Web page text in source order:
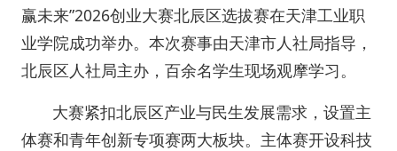
赢未来”2026创业大赛北辰区选拔赛在天津工业职
业学院成功举办。本次赛事由天津市人社局指导，
北辰区人社局主办，百余名学生现场观摩学习。
大赛紧扣北辰区产业与民生发展需求，设置主
体赛和青年创新专项赛两大板块。主体赛开设科技